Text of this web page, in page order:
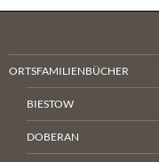
ORTSFAMILIENBÜCHER
BIESTOW
DOBERAN